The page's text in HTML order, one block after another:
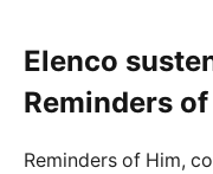
Elenco
Reminders
Reminders of Him,